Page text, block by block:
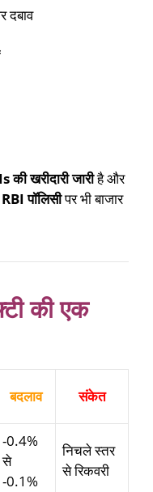
दबाव
की खरीदारी जारीहै और
RBI पॉलिसीपर भी बाजार
की एक
बदलाव संकेत
-0.4%
से
-0.1%
निचले स्तर
से रिकवरी